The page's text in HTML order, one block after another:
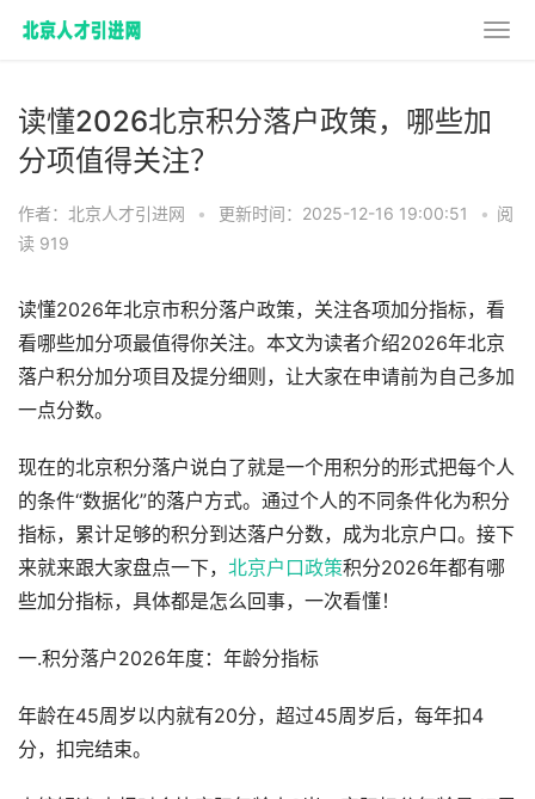
读懂2026北京积分落户政策，哪些加
分项值得关注？
作者：北京人才引进网 • 更新时间：2025-12-16 19:00:51 • 阅
读 919
读懂2026年北京市积分落户政策，关注各项加分指标，看
看哪些加分项最值得你关注。本文为读者介绍2026年北京
落户积分加分项目及提分细则，让大家在申请前为自己多加
一点分数。
现在的北京积分落户说白了就是一个用积分的形式把每个人
的条件“数据化”的落户方式。通过个人的不同条件化为积分
指标，累计足够的积分到达落户分数，成为北京户口。接下
来就来跟大家盘点一下， 北京户口政策积分2026年都有哪
些加分指标，具体都是怎么回事，一次看懂！
一.积分落户2026年度：年龄分指标
年龄在45周岁以内就有20分，超过45周岁后，每年扣4
分，扣完结束。